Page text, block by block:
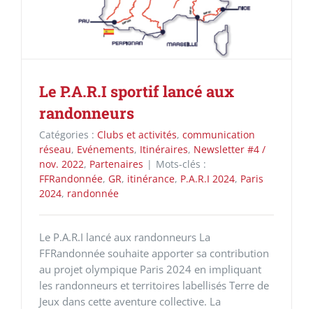
Le P.A.R.I sportif lancé aux
randonneurs
Catégories : Clubs et activités, communication
réseau, Evénements, Itinéraires, Newsletter #4 /
nov. 2022, Partenaires | Mots-clés :
FFRandonnée, GR, itinérance, P.A.R.I 2024, Paris
2024, randonnée
Le P.A.R.I lancé aux randonneurs La
FFRandonnée souhaite apporter sa contribution
au projet olympique Paris 2024 en impliquant
les randonneurs et territoires labellisés Terre de
Jeux dans cette aventure collective. La